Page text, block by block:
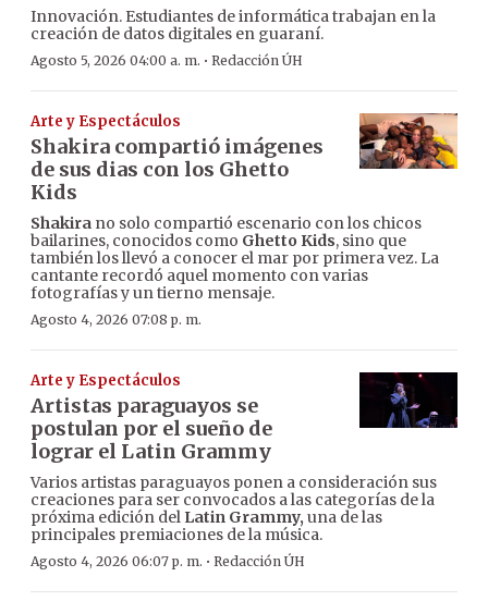
Innovación. Estudiantes de informática trabajan en la
creación de datos digitales en guaraní.
Agosto 5, 2026 04:00 a. m. · Redacción ÚH
Arte y Espectáculos
Shakira compartió imágenes
de sus dias con los Ghetto
Kids
Shakira no solo compartió escenario con los chicos
bailarines, conocidos como Ghetto Kids, sino que
también los llevó a conocer el mar por primera vez. La
cantante recordó aquel momento con varias
fotografías y un tierno mensaje.
Agosto 4, 2026 07:08 p. m.
Arte y Espectáculos
Artistas paraguayos se
postulan por el sueño de
lograr el Latin Grammy
Varios artistas paraguayos ponen a consideración sus
creaciones para ser convocados a las categorías de la
próxima edición del Latin Grammy, una de las
principales premiaciones de la música.
Agosto 4, 2026 06:07 p. m. · Redacción ÚH